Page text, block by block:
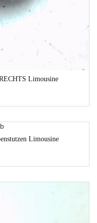
Limousine
Limousine